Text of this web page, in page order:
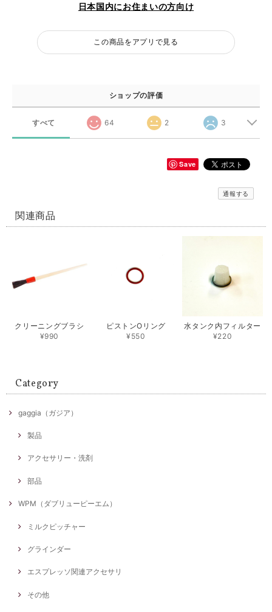
日本国内にお住まいの方向け
この商品をアプリで見る
ショップの評価
すべて 64 2 3
Save
通報する
関連商品
クリーニングブラシ
¥990
ピストンОリング
¥550
水タンク内フィルター
¥220
Category
gaggia（ガジア）
製品
アクセサリー・洗剤
部品
WPM（ダブリューピーエム）
ミルクピッチャー
グラインダー
エスプレッソ関連アクセサリ
その他